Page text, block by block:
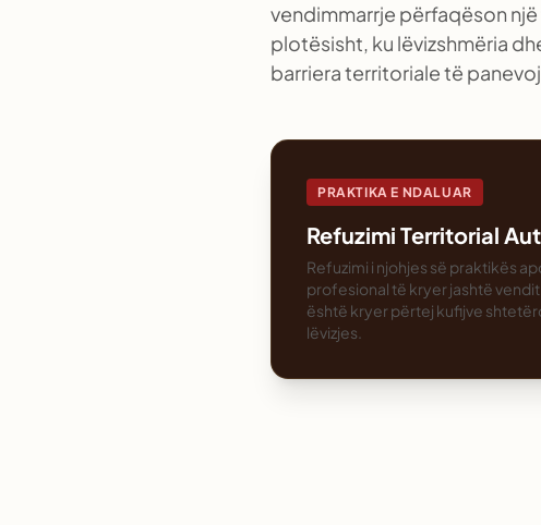
vendimmarrje përfaqëson
plotësisht, ku lëvizshmëria
barriera territoriale të
PRAKTIKA E NDALUAR
Refuzimi Territorial
Refuzimi i njohjes së praktikës
profesional të kryer jashtë
është kryer përtej kufijve
lëvizjes.